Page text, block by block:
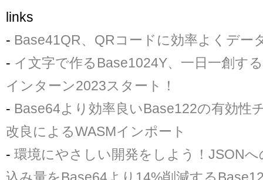
links
- Base41QR、QRコードに効率よくデー
- イ文字で作るBase1024Y、一日一創す
インターン2023スタート！
- Base64より効率良いBase122の有効性
改良によるWASMインポート
- 環境にやさしい開発をしよう！JSON